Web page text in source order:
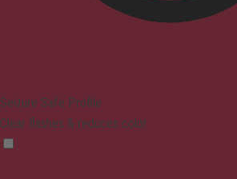
Seizure Safe Profile
Clear flashes & reduces color